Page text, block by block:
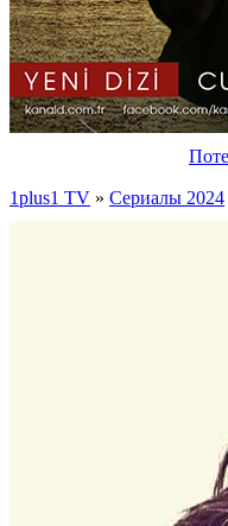
1plus1 TV » Сериалы 2024